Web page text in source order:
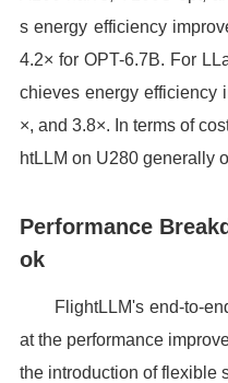
s energy efficiency
4.2× for OPT-6.7B. For
chieves energy efficiency
×, and 3.8×. In terms of
htLLM on U280 generally
Performance
ok
FlightLLM's end-to-
at the performance
the introduction of flexible